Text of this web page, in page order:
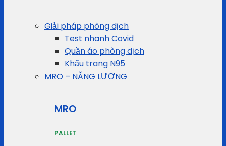
Giải pháp phòng dịch
Test nhanh Covid
Quần áo phòng dịch
Khẩu trang N95
MRO – NĂNG LƯỢNG
MRO
PALLET